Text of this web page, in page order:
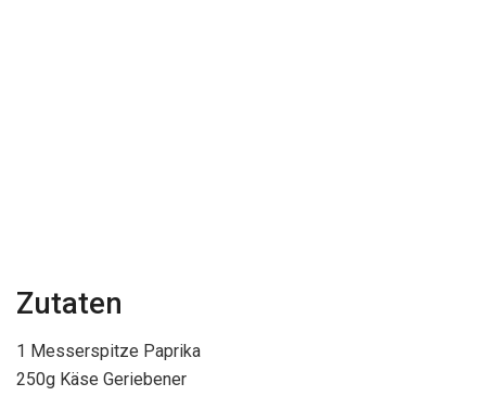
Zutaten
1 Messerspitze Paprika
250g Käse Geriebener